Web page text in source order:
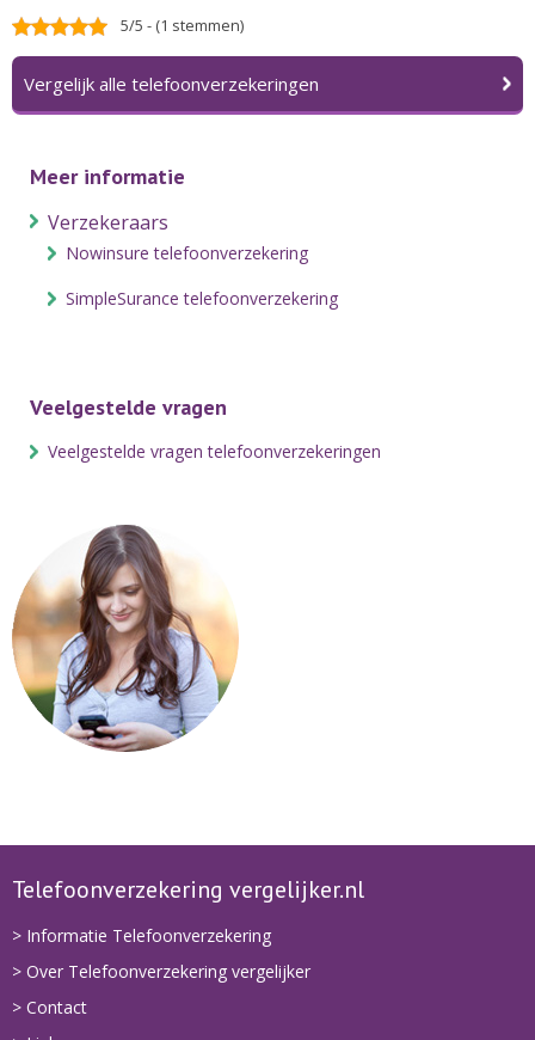
5/5 - (1 stemmen)
Vergelijk alle telefoonverzekeringen
Meer informatie
Verzekeraars
Nowinsure telefoonverzekering
SimpleSurance telefoonverzekering
Veelgestelde vragen
Veelgestelde vragen telefoonverzekeringen
Telefoonverzekering vergelijker.nl
> Informatie Telefoonverzekering
> Over Telefoonverzekering vergelijker
> Contact